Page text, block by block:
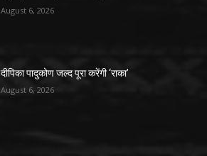
August 6, 2026
दीपिका पादुकोण जल्द पूरा करेंगी ‘राका’
August 6, 2026